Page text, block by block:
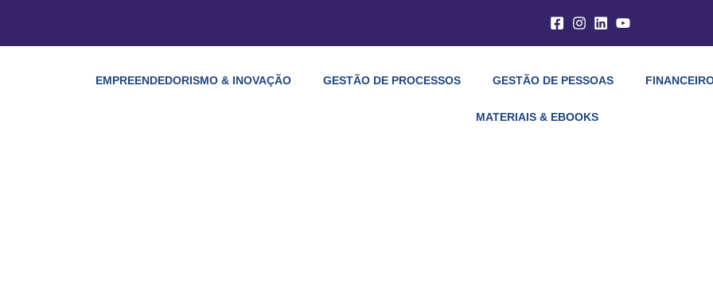
EMPREENDEDORISMO & INOVAÇÃO GESTÃO DE PROCESSOS GESTÃO DE PESSOAS
MATERIAIS & EBOOKS